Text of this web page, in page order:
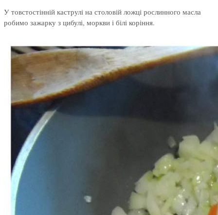
У товстостінній каструлі на столовій ложці рослинного масла
робимо зажарку з цибулі, моркви і білі коріння.